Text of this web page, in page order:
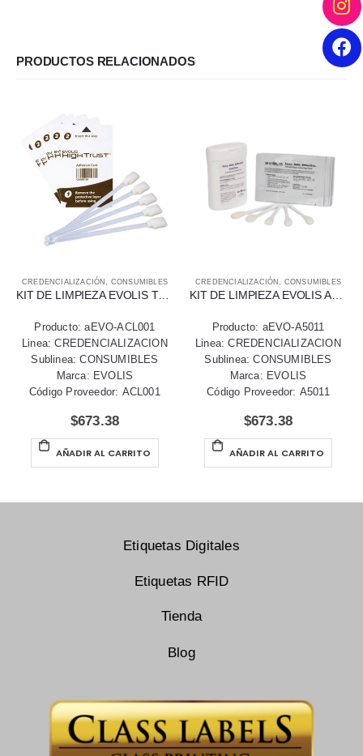
PRODUCTOS RELACIONADOS
CREDENCIALIZACIÓN, CONSUMIBLES
KIT DE LIMPIEZA EVOLIS TARJETAS ADHESIVA Y BASTONCILLOS
Producto: aEVO-ACL001
Linea: CREDENCIALIZACION
Sublinea: CONSUMIBLES
Marca: EVOLIS
Código Proveedor: ACL001
$673.38
AÑADIR AL CARRITO
CREDENCIALIZACIÓN, CONSUMIBLES
KIT DE LIMPIEZA EVOLIS A5011, 5 TARJETAS PRESATURADAS, 5 HISOPOS
Producto: aEVO-A5011
Linea: CREDENCIALIZACION
Sublinea: CONSUMIBLES
Marca: EVOLIS
Código Proveedor: A5011
$673.38
AÑADIR AL CARRITO
Etiquetas Digitales
Etiquetas RFID
Tienda
Blog